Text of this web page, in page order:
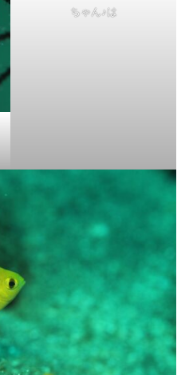
ちゃん♪は